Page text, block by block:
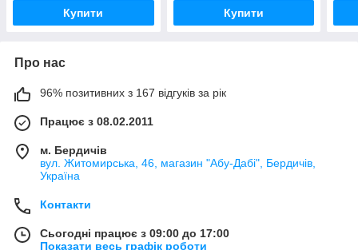
Купити Купити
Про нас
96% позитивних з 167 відгуків за рік
Працює з 08.02.2011
м. Бердичів
вул. Житомирська, 46, магазин "Абу-Дабі", Бердичів,
Україна
Контакти
Сьогодні працює з 09:00 до 17:00
Показати весь графік роботи